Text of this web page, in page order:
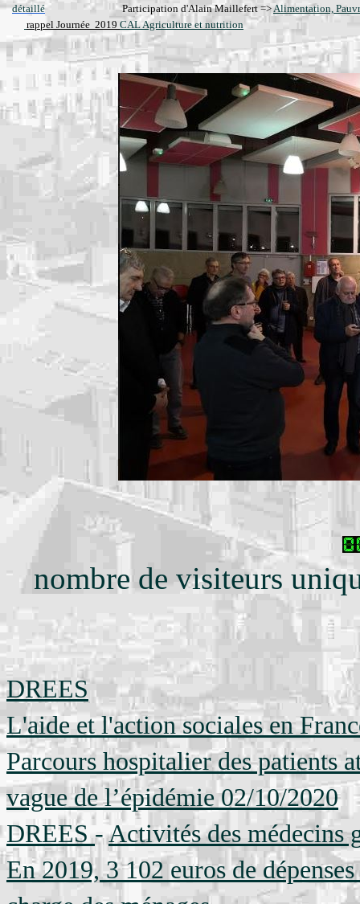
détaillé
Participation d'Alain Maillefert =>Alimentation,
rappel Journée 2019 CAL Agriculture et nutrition
nombre de visiteurs
DREES
L'aide et l'action sociales en
Parcours hospitalier des patients
vague de l’épidémie 02/10/2020
DREES-Activités des médecins
En 2019, 3 102 euros de